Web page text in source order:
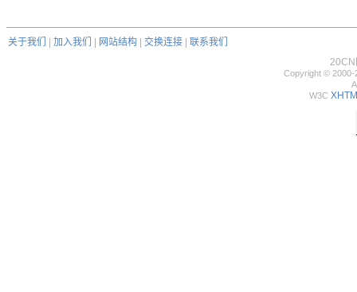
关于我们 加入我们 网站结构 交换连接
联系我们
20CN
Copyright © 2000-
W3C